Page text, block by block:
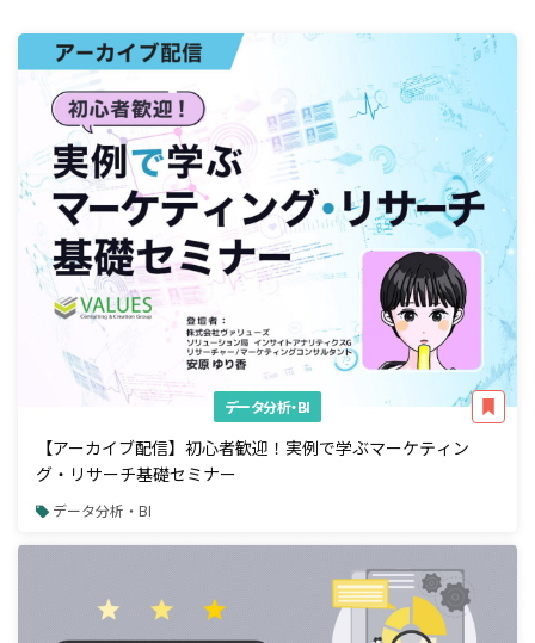
データ分析・BI
【アーカイブ配信】初心者歓迎！実例で学ぶマーケティン
グ・リサーチ基礎セミナー
データ分析・BI